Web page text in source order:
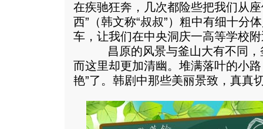
在疾驰狂奔，几次都险些把我们从
西”（韩文称“叔叔”）粗中有细十分
车，让我们在中央洞庆一高等学校
昌原的风景与釜山大有不同，
而这里却更加清幽。堆满落叶的小
艳”了。韩剧中那些美丽景致，真真